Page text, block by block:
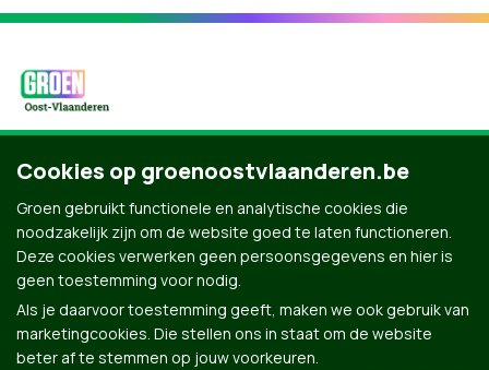
Groen.be
© Copyright Groen 2026 | Gemaakt metNationBuilder| Gebouwd doorTectonica
Contact Privacybeleid
Cookies op groenoostvlaanderen.be
Groen gebruikt functionele en analytische cookies die
noodzakelijk zijn om de website goed te laten functioneren.
Deze cookies verwerken geen persoonsgegevens en hier is
geen toestemming voor nodig.
Als je daarvoor toestemming geeft, maken we ook gebruik van
marketingcookies. Die stellen ons in staat om de website
beter af te stemmen op jouw voorkeuren.